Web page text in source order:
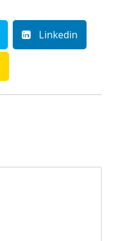
Linkedin